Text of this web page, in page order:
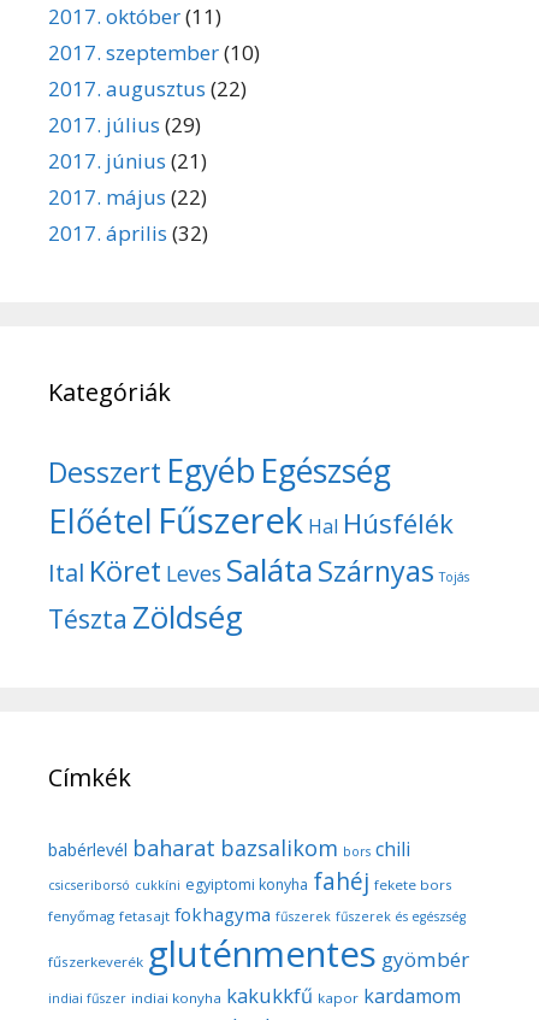
2017. október(11)
2017. szeptember(10)
2017. augusztus (22)
2017. július (29)
2017. június (21)
2017. május (22)
2017. április (32)
Kategóriák
Desszert Egyéb Egészség
Előétel Fűszerek Hal Húsfélék
Ital Köret Leves SalátaSzárnyas Tojás
Tészta Zöldség
Címkék
babérlevél baharat bazsalikom bors chili
csicseriborsó cukkíni egyiptomi konyha fahéj fekete bors
fenyőmag fetasajt fokhagyma fűszerek fűszerek és egészség
fűszerkeverék gluténmentes gyömbér
indiai fűszer indiai konyha kakukkfű kapor kardamom